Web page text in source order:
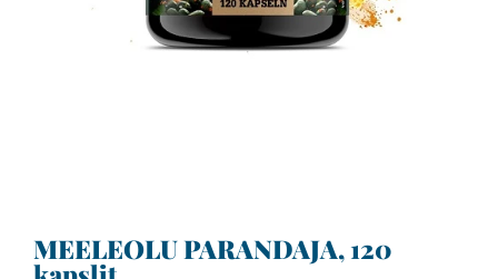
MEELEOLU PARANDAJA, 120